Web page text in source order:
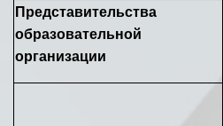
Представительства
образовательной
организации